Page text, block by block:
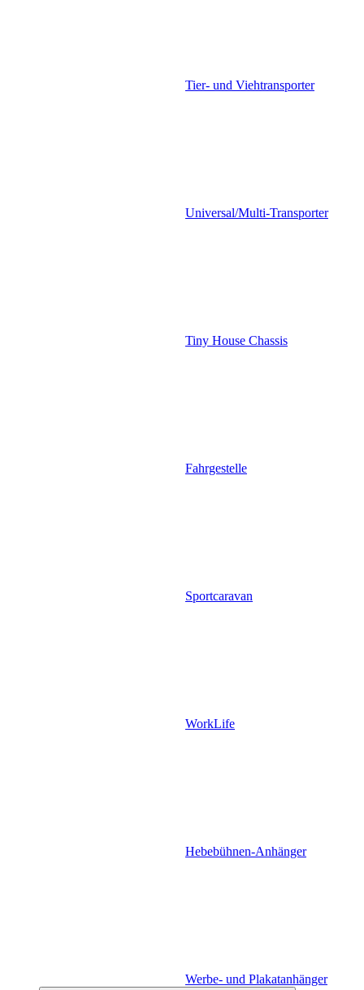
Tier- und Viehtransporter
Universal/Multi-Transporter
Tiny House Chassis
Fahrgestelle
Sportcaravan
WorkLife
Hebebühnen-Anhänger
Werbe- und Plakatanhänger